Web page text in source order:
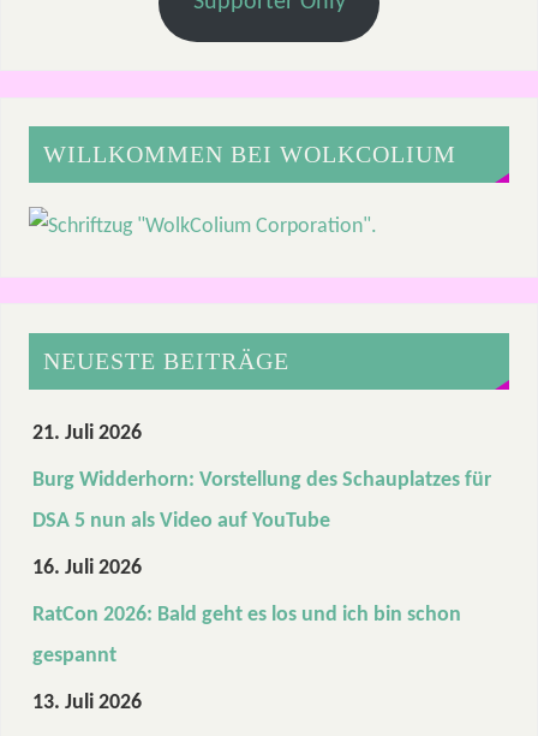
WILLKOMMEN BEI WOLKCOLIUM
NEUESTE BEITRÄGE
21. Juli 2026
Burg Widderhorn: Vorstellung des Schauplatzes für
DSA 5 nun als Video auf YouTube
16. Juli 2026
RatCon 2026: Bald geht es los und ich bin schon
gespannt
13. Juli 2026